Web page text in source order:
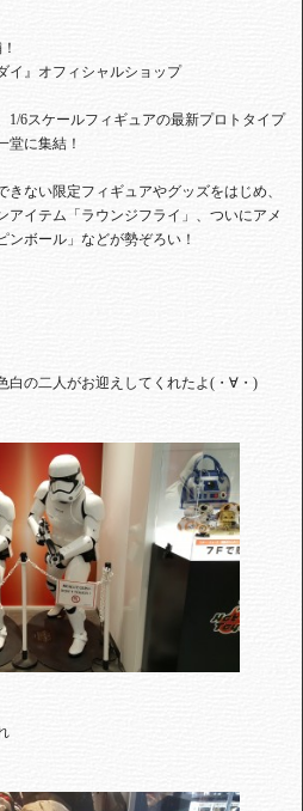
イ』オフィシャルショップ
1/6スケールフィギュアの最新プロトタイプ
堂に集結！
ない限定フィギュアやグッズをはじめ、
アイテム「ラウンジフライ」、ついにアメ
ンボール」などが勢ぞろい！
白の二人がお迎えしてくれたよ(・∀・)